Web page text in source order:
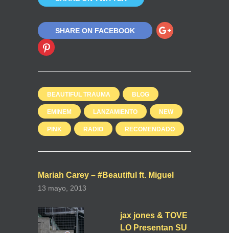
SHARE ON FACEBOOK
BEAUTIFUL TRAUMA BLOG
EMINEM LANZAMIENTO NEW
PINK RADIO RECOMENDADO
Mariah Carey – #Beautiful ft. Miguel
13 mayo, 2013
jax jones & TOVE
LO Presentan SU